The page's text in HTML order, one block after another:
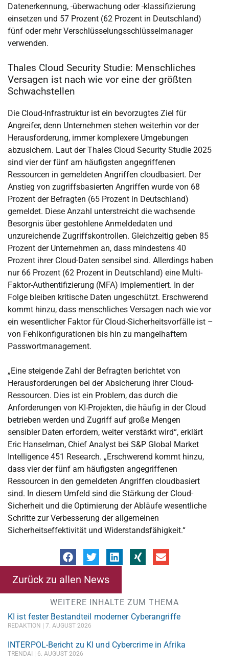
Datenerkennung, -überwachung oder -klassifizierung
einsetzen und 57 Prozent (62 Prozent in Deutschland)
fünf oder mehr Verschlüsselungsschlüsselmanager
verwenden.
Thales Cloud Security Studie: Menschliches
Versagen ist nach wie vor eine der größten
Schwachstellen
Die Cloud-Infrastruktur ist ein bevorzugtes Ziel für
Angreifer, denn Unternehmen stehen weiterhin vor der
Herausforderung, immer komplexere Umgebungen
abzusichern. Laut der Thales Cloud Security Studie 2025
sind vier der fünf am häufigsten angegriffenen
Ressourcen in gemeldeten Angriffen cloudbasiert. Der
Anstieg von zugriffsbasierten Angriffen wurde von 68
Prozent der Befragten (65 Prozent in Deutschland)
gemeldet. Diese Anzahl unterstreicht die wachsende
Besorgnis über gestohlene Anmeldedaten und
unzureichende Zugriffskontrollen. Gleichzeitig geben 85
Prozent der Unternehmen an, dass mindestens 40
Prozent ihrer Cloud-Daten sensibel sind. Allerdings haben
nur 66 Prozent (62 Prozent in Deutschland) eine Multi-
Faktor-Authentifizierung (MFA) implementiert. In der
Folge bleiben kritische Daten ungeschützt. Erschwerend
kommt hinzu, dass menschliches Versagen nach wie vor
ein wesentlicher Faktor für Cloud-Sicherheitsvorfälle ist –
von Fehlkonfigurationen bis hin zu mangelhaftem
Passwortmanagement.
„Eine steigende Zahl der Befragten berichtet von
Herausforderungen bei der Absicherung ihrer Cloud-
Ressourcen. Dies ist ein Problem, das durch die
Anforderungen von KI-Projekten, die häufig in der Cloud
betrieben werden und Zugriff auf große Mengen
sensibler Daten erfordern, weiter verstärkt wird“, erklärt
Eric Hanselman, Chief Analyst bei S&P Global Market
Intelligence 451 Research. „Erschwerend kommt hinzu,
dass vier der fünf am häufigsten angegriffenen
Ressourcen in den gemeldeten Angriffen cloudbasiert
sind. In diesem Umfeld sind die Stärkung der Cloud-
Sicherheit und die Optimierung der Abläufe wesentliche
Schritte zur Verbesserung der allgemeinen
Sicherheitseffektivität und Widerstandsfähigkeit.“
Zurück zu allen News
WEITERE INHALTE ZUM THEMA
KI ist fester Bestandteil moderner Cyberangriffe
REDAKTION 7. AUGUST 2026
INTERPOL-Bericht zu KI und Cybercrime in Afrika
TRENDAI 6. AUGUST 2026